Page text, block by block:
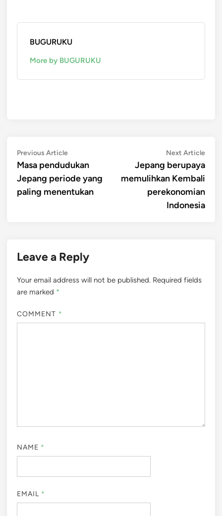
BUGURUKU
More by BUGURUKU
Post
navigation
Previous ArticlePrevious
article:
Masa pendudukan
Jepang periode yang
paling menentukan
Next ArticleNext
Jepang berupaya
memulihkan Kembali
perekonomian
Indonesia
Leave a Reply
Your email address will not be published. Required fields
are marked *
COMMENT *
NAME *
EMAIL *